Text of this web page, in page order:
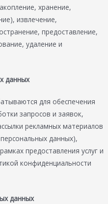
хранение,
извлечение,
предоставление,
удаление и
данных
для обеспечения
запросов и заявок,
рекламных материалов
данных),
предоставления услуг и
конфиденциальности
данных